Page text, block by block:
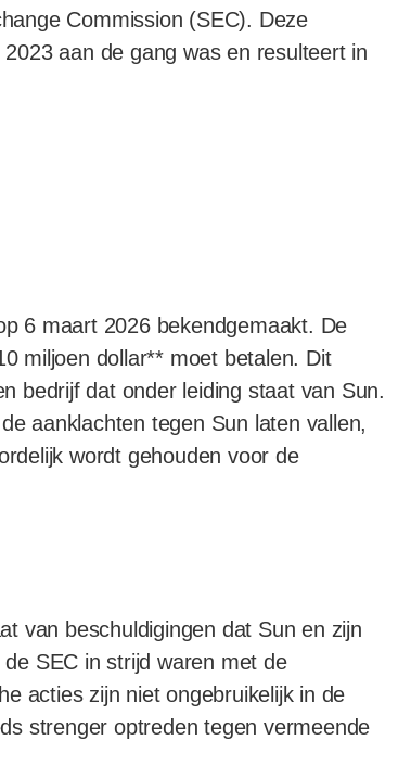
Commission (SEC). Deze
aan de gang was en resulteert in
6 maart 2026 bekendgemaakt. De
miljoen dollar** moet betalen. Dit
bedrijf dat onder leiding staat van Sun.
aanklachten tegen Sun laten vallen,
wordt gehouden voor de
van beschuldigingen dat Sun en zijn
SEC in strijd waren met de
acties zijn niet ongebruikelijk in de
strenger optreden tegen vermeende